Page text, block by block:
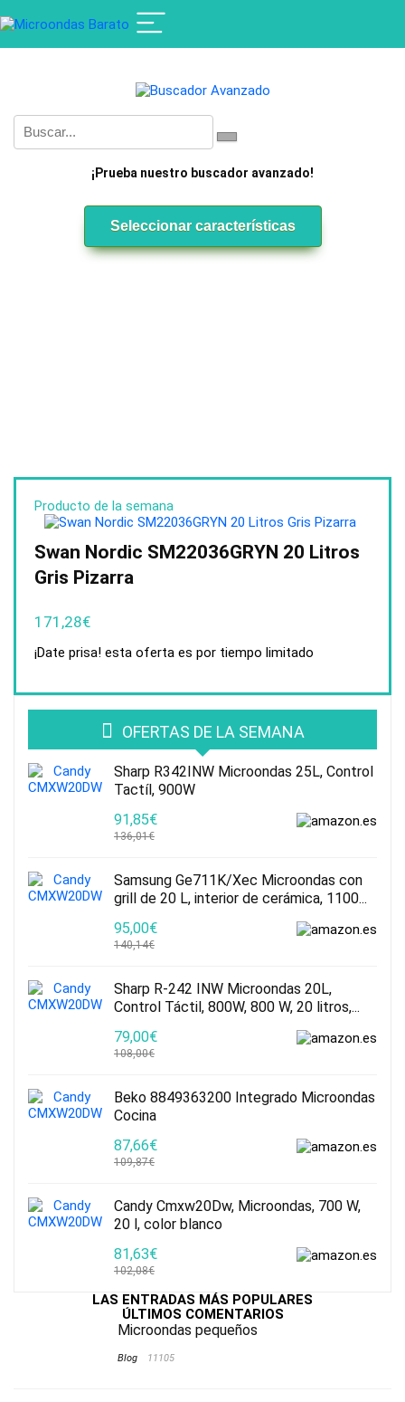
¡Prueba nuestro buscador avanzado!
Seleccionar características
Producto de la semana
Swan Nordic SM22036GRYN 20 Litros
Gris Pizarra
171,28€
¡Date prisa! esta oferta es por tiempo limitado
OFERTAS DE LA SEMANA
Sharp R342INW Microondas 25L, Control
Tactíl, 900W
91,85€
136,01€
Samsung Ge711K/Xec Microondas con
grill de 20 L, interior de cerámica, 1100...
95,00€
140,14€
Sharp R-242 INW Microondas 20L,
Control Táctil, 800W, 800 W, 20 litros,...
79,00€
108,00€
Beko 8849363200 Integrado Microondas
Cocina
87,66€
109,87€
Candy Cmxw20Dw, Microondas, 700 W,
20 l, color blanco
81,63€
102,08€
LAS ENTRADAS MÁS POPULARES
ÚLTIMOS COMENTARIOS
Microondas pequeños
Blog 11105